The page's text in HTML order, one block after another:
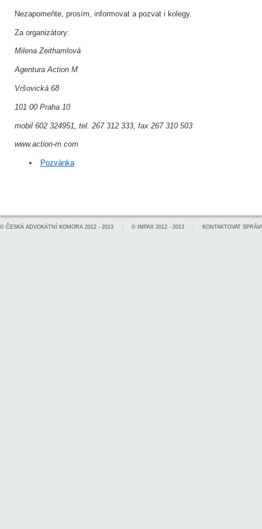
Nezapomeňte, prosím, informovat a pozvat i kolegy.
Za organizátory:
Milena Zeithamlová
Agentura Action M
Vršovická 68
101 00 Praha 10
mobil 602 324951, tel. 267 312 333, fax 267 310 503
www.action-m.com
Pozvánka
© ČESKÁ ADVOKÁTNÍ KOMORA 2012 - 2013 © IMPAX 2012 - 2013 KONTAKTOVAT